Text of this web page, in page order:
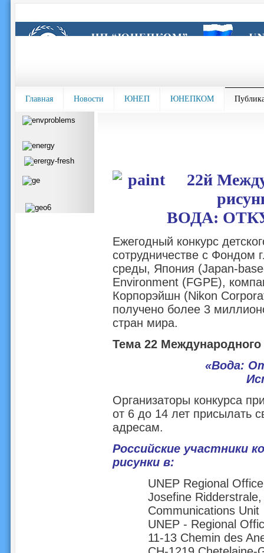
Главная Новости ЮНЕП ЮНЕПКОМ
22й
ВОДА:
Ежегодный конкурс
сотрудничестве с Фондом
среды, Япония (Japan-
Environment (FGPE),
Корпорэйшн (Nikon
получено более 3
стран мира.
Тема 22 Международного
«Вода:
Организаторы конкурса
от 6 до 14 лет присылать
адресам.
Российские участники
рисунки в:
UNEP Regional
Josefine Ridderstrale,
Communications Unit
UNEP - Regional
11-13 Chemin des